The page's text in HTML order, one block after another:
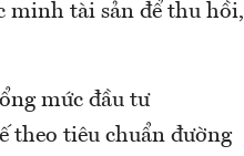
minh tài sản để thu hồi,
mức đầu tư
theo tiêu chuẩn đường